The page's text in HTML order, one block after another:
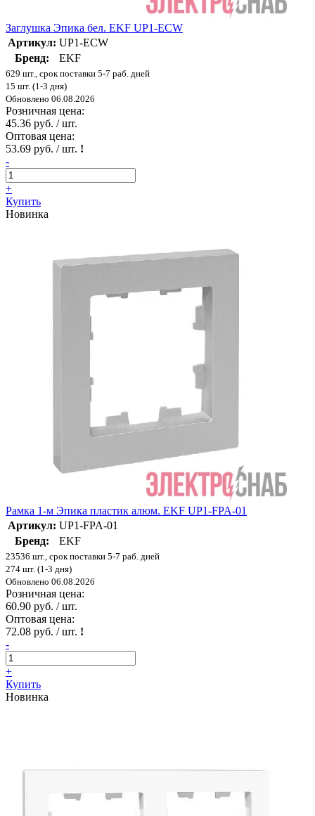
Заглушка Эпика бел. EKF UP1-ECW
Артикул: UP1-ECW
Бренд:
EKF
629 шт., срок поставки 5-7 раб. дней
15 шт. (1-3 дня)
Обновлено 06.08.2026
Розничная цена:
45.36 руб. / шт.
Оптовая цена:
53.69 руб. / шт. !
-
+
Купить
Новинка
Рамка 1-м Эпика пластик алюм. EKF UP1-FPA-01
Артикул: UP1-FPA-01
Бренд:
EKF
23536 шт., срок поставки 5-7 раб. дней
274 шт. (1-3 дня)
Обновлено 06.08.2026
Розничная цена:
60.90 руб. / шт.
Оптовая цена:
72.08 руб. / шт. !
-
+
Купить
Новинка